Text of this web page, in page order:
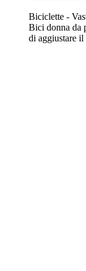
Biciclette -
Bici donna da
di aggiustare il